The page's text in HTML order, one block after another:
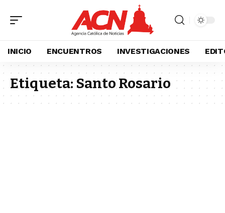
INICIO ENCUENTROS INVESTIGACIONES
Etiqueta: Santo Rosario